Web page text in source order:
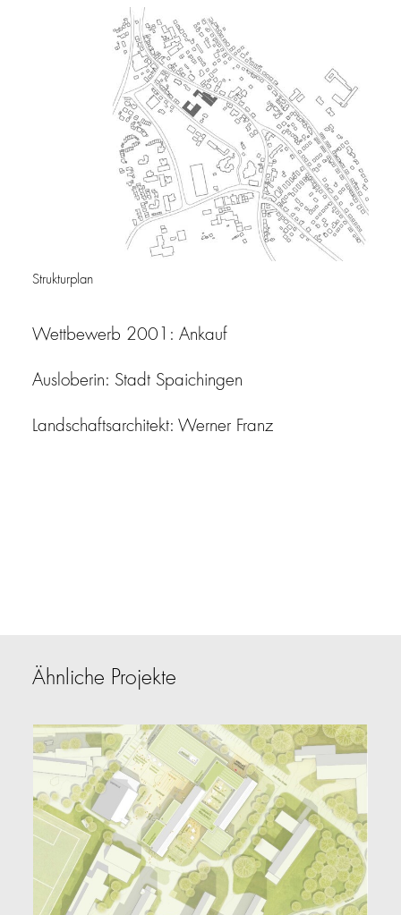
Strukturplan
Wettbewerb 2001: Ankauf
Ausloberin: Stadt Spaichingen
Landschaftsarchitekt: Werner Franz
Ähnliche Projekte